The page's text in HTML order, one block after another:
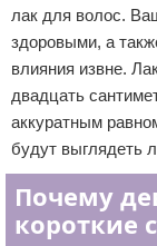
лак для волос.
здоровыми, а
влияния извне.
двадцать
аккуратным
будут выглядеть
Почему
короткие